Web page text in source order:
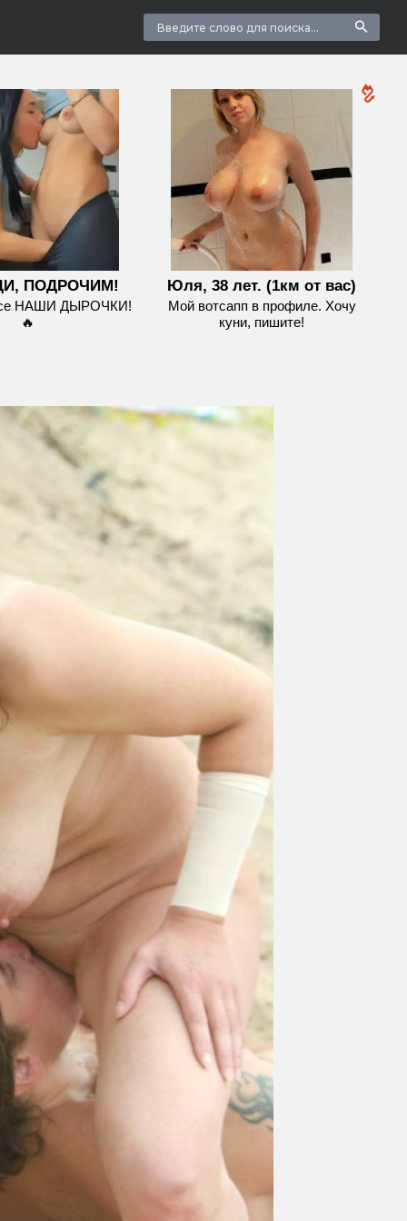
ПОДРОЧИМ!
НАШИ ДЫРОЧКИ!
🔥
Юля, 38 лет. (1км от вас)
Мой вотсапп в профиле. Хочу
куни, пишите!